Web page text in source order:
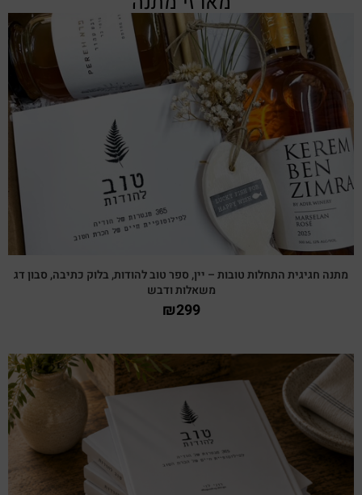
צפייה מהירה
מתנה חגיגית התחלות טובות – יין, ספר טוב להודות, בלוק כתיבה, סבון דג
משאלות ודבש
₪299